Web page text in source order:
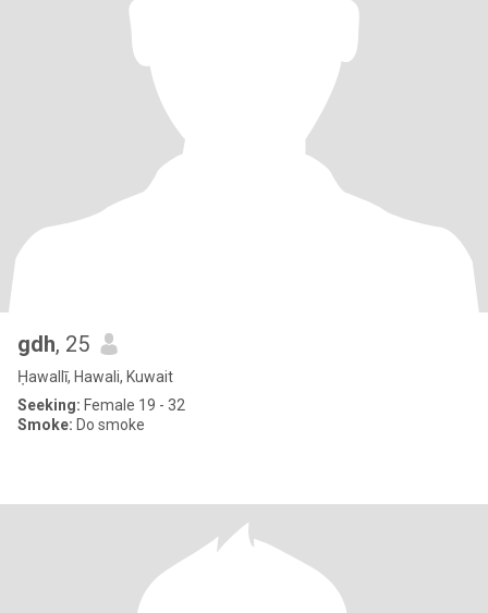
gdh, 25
Ḥawallī, Hawali, Kuwait
Seeking: Female 19 - 32
Smoke: Do smoke